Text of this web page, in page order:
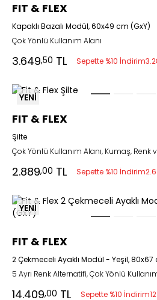
FIT & FLEX
Kapaklı Bazalı Modül, 60x49 cm (GxY)
Çok Yönlü Kullanım Alanı
3.649,50 TL Sepette %10 İndirim
YENİ
FIT & FLEX
Şilte
Çok Yönlü Kullanım Alanı, Kumaş, Renk
2.889,00 TL Sepette %10 İndirim
YENİ
FIT & FLEX
2 Çekmeceli Ayaklı Modül - Yeşil, 80x67
5 Ayrı Renk Alternatifi, Çok Yönlü
14.409,00 TL Sepette %10 İndirim